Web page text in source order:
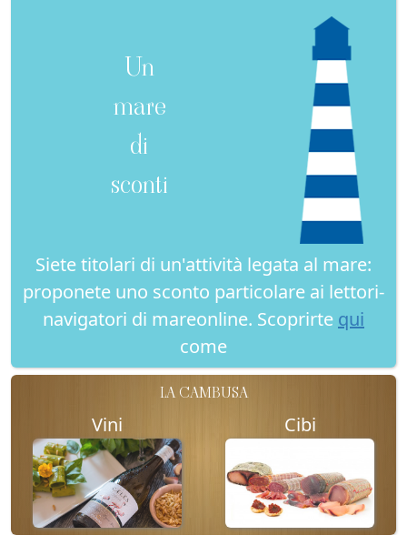
Un
mare
di
sconti
Siete titolari di un'attività legata al mare:
proponete uno sconto particolare ai lettori-
navigatori di mareonline. Scoprirte qui
come
LA CAMBUSA
Vini Cibi